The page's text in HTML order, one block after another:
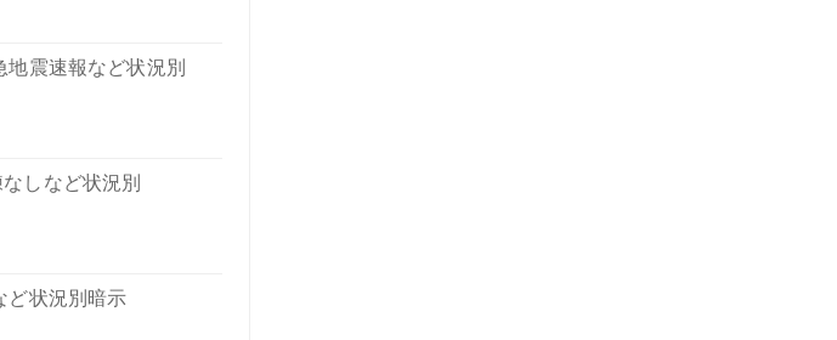
地震速報など状況別
しなど状況別
ど状況別暗示